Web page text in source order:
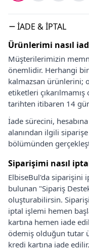
İADE & İPTAL
Ürünlerimi nasıl
Müşterilerimizin
önemlidir. Herhangi
kalmazsan ürünlerini;
etiketleri
tarihten itibaren 14
İade sürecini,
alanından ilgili
bölümünden
Siparişimi nasıl
ElbiseBul'da siparişini
bulunan "Sipariş
oluşturabilirsin.
iptal işlemi hemen
kartına hemen iade
ödemiş olduğun tutar
kredi kartına iade edilir.